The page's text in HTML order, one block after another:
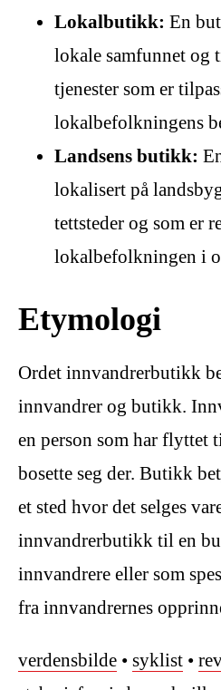
Lokalbutikk: En
lokale samfunnet og
tjenester som er
lokalbefolkningens
Landsens butikk:
lokalisert på
tettsteder og som er
lokalbefolkningen i
Etymologi
Ordet innvandrerbutikk
innvandrer og butikk.
en person som har flyttet
bosette seg der. Butikk
et sted hvor det selges
innvandrerbutikk til en
innvandrere eller som
fra innvandrernes
verdensbilde • syklist •